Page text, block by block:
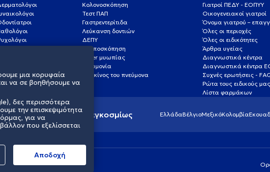
Κολονοσκόπηση
Τεστ ΠΑΠ
Γαστρεντερίτιδα
Λεύκανση δοντιών
ΔΕΠΥ
Κολποσκόπηση
Laser μυωπίας
Πνευμονία
Καρκίνος του πνεύμονα
Γιατροί ΠΕΔΥ - ΕΟΠΥΥ
Οικογενειακοί γιατροί
Όνομα γιατρού –
Όλες οι περιοχές
Όλες οι ειδικότητες
Άρθρα υγείας
Διαγνωστικά κέντρα
Διαγνωστικά κέντρα
Συχνές ερωτήσεις -
Ρώτα τους ειδικούς
Λίστα φαρμάκων
μέλλον της υγείας παγκοσμίως ΕλλάδαΒέλγιοΜεξικόΚολομβία
μια κορυφαία
να σε βοηθήσουμε να
δες περισσότερα
την επισκεψιμότητα
για να
που εξελίσσεται
Aποδοχή